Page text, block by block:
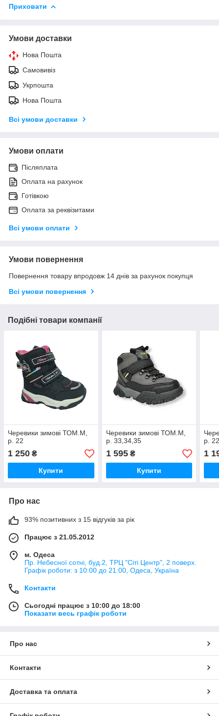
Приховати
Умови доставки
Нова Пошта
Самовивіз
Укрпошта
Нова Пошта
Всі умови доставки
Умови оплати
Післяплата
Оплата на рахунок
Готівкою
Оплата за реквізитами
Всі умови оплати
Умови повернення
Повернення товару впродовж 14 днів за рахунок покупця
Всі умови повернення
Подібні товари компанії
Черевики зимові ТОМ.М,
р. 22
1 250 ₴
Купити
Черевики зимові ТОМ.М,
р. 33,34,35
1 595₴
Купити
р.
1
Про нас
93% позитивних з 15 відгуків за рік
Працює з 21.05.2012
м. Одеса
Пр. Небесної сотні, буд.2, ТРЦ "Сіті Центр", 2 поверх.
Графік роботи: з 10:00 до 21:00, Одеса, Україна
Контакти
Сьогодні працює з 10:00 до 18:00
Показати весь графік роботи
Про нас
Контакти
Доставка та оплата